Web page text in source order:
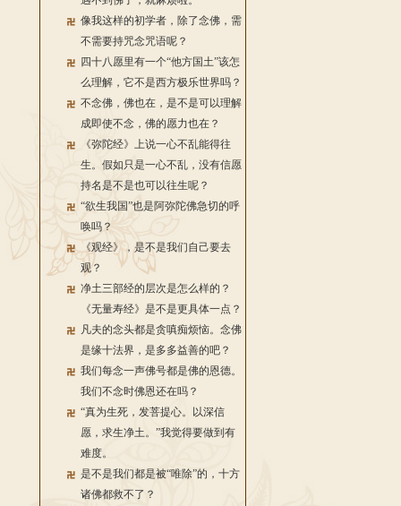
像我这样的初学者，除了念佛，需
不需要持咒念咒语呢？
四十八愿里有一个“他方国土”该怎
么理解，它不是西方极乐世界吗？
不念佛，佛也在，是不是可以理解
成即使不念，佛的愿力也在？
《弥陀经》上说一心不乱能得往
生。假如只是一心不乱，没有信愿
持名是不是也可以往生呢？
“欲生我国”也是阿弥陀佛急切的呼
唤吗？
《观经》，是不是我们自己要去
观？
净土三部经的层次是怎么样的？
《无量寿经》是不是更具体一点？
凡夫的念头都是贪嗔痴烦恼。念佛
是缘十法界，是多多益善的吧？
我们每念一声佛号都是佛的恩德。
我们不念时佛恩还在吗？
“真为生死，发菩提心。以深信
愿，求生净土。”我觉得要做到有
难度。
是不是我们都是被“唯除”的，十方
诸佛都救不了？